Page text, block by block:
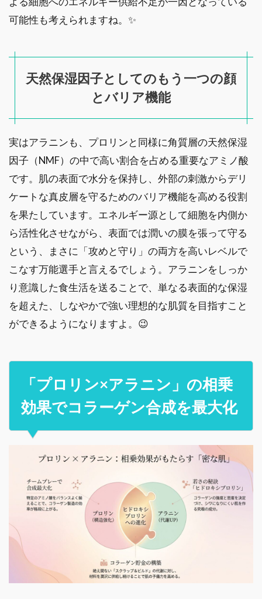
可能性も考えられますね。✨
天然保湿因子としてのもう一つの顔
とバリア機能
実はアラニンも、プロリンと同様に角質層の天然保湿
因子（NMF）の中で高い割合を占める重要なアミノ酸
です。肌の表面で水分を保持し、外部の刺激からデリ
ケートな真皮層を守るためのバリア機能を高める役割
を果たしています。エネルギー源として細胞を内側か
ら活性化させながら、表面では潤いの膜を張って守る
という、まさに「攻めと守り」の両方を高いレベルで
こなす万能選手と言えるでしょう。アラニンをしっか
り意識した食生活を送ることで、単なる表面的な保湿
を超えた、しなやかで強い理想的な肌質を目指すこと
ができるようになりますよ。😉
「プロリン×アラニン」の相乗
効果でコラーゲン合成を最大化